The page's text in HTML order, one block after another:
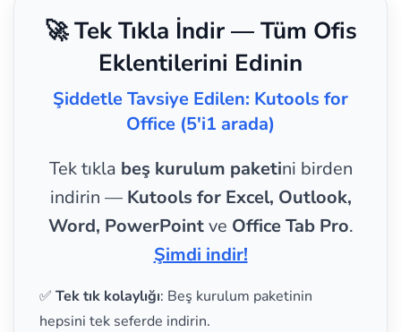
🚀 Tek Tıkla İndir — Tüm Ofis
Eklentilerini Edinin
Şiddetle Tavsiye Edilen: Kutools for
Office (5'i1 arada)
Tek tıkla beş kurulum paketini birden
indirin — Kutools for Excel, Outlook,
Word, PowerPointve Office Tab Pro.
Şimdi indir!
✅ Tek tık kolaylığı: Beş kurulum paketinin
hepsini tek seferde indirin.